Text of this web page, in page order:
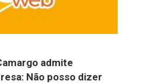
admite
Não posso dizer